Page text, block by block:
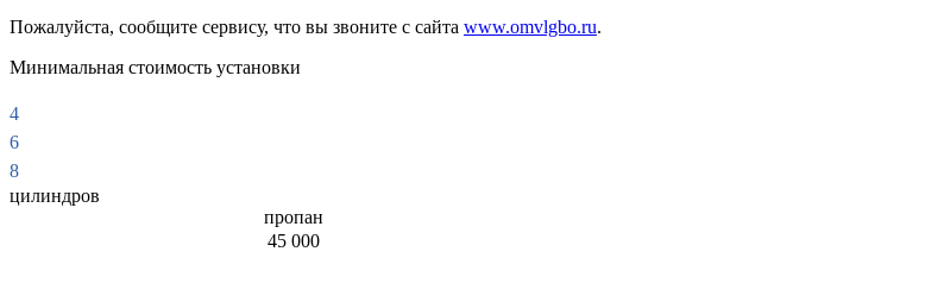
Пожалуйста, сообщите сервису, что вы звоните с сайта www.omvlgbo.ru.
Минимальная стоимость установки
4
6
8
цилиндров
пропан
45 000